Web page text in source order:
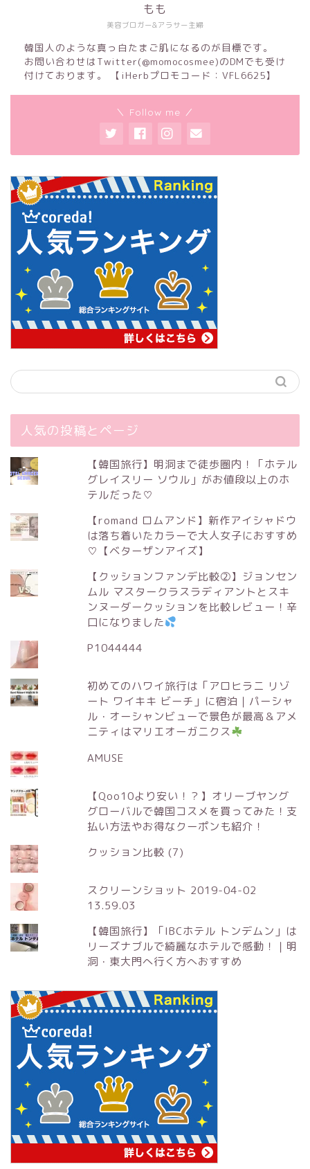
美容ブロガー&アラサー主婦
もも
韓国人のような真っ白たまご肌になるのが目標です。
お問い合わせはTwitter(@momocosmee)のDMでも受け
付けております。 【iHerbプロモコード：VFL6625】
＼ Follow me ／
人気の投稿とページ
【韓国旅行】明洞まで徒歩圏内！「ホテル
グレイスリー ソウル」がお値段以上のホ
テルだった♡
【romand ロムアンド】新作アイシャドウ
は落ち着いたカラーで大人女子におすすめ
♡【ベターザンアイズ】
【クッションファンデ比較②】ジョンセン
ムル マスタークラスラディアントとスキ
ンヌーダークッションを比較レビュー！辛
口になりました
P1044444
初めてのハワイ旅行は「アロヒラニ リゾ
ート ワイキキ ビーチ」に宿泊｜パーシャ
ル・オーシャンビューで景色が最高＆アメ
ニティはマリエオーガニクス
AMUSE
【Qoo10より安い！？】オリーブヤング
グローバルで韓国コスメを買ってみた！支
払い方法やお得なクーポンも紹介！
クッション比較 (7)
スクリーンショット 2019-04-02
13.59.03
【韓国旅行】「IBCホテル トンデムン」は
リーズナブルで綺麗なホテルで感動！｜明
洞・東大門へ行く方へおすすめ